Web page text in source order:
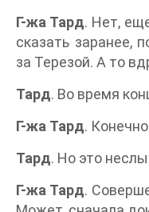
Г-жа Тард. Нет,
сказать заранее,
за Терезой. А то
Тард. Во время
Г-жа Тард.
Тард. Но это
Г-жа Тард.